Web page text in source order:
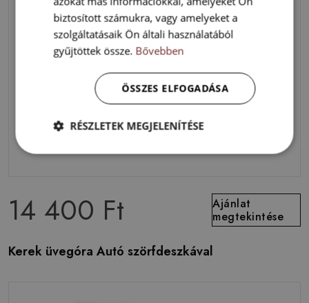
14 400 Ft
Ajánlat
megtekintése
Kerek üvegóra Autó szörfdeszkával
biztosított számukra, vagy amelyeket a
szolgáltatásaik Ön általi használatából
gyűjtöttek össze. Bővebben
ÖSSZES ELFOGADÁSA
RÉSZLETEK MEGJELENÍTÉSE